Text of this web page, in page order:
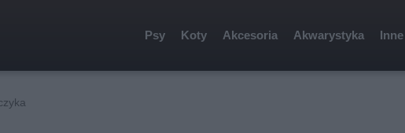
Psy Koty Akcesoria Akwarystyka